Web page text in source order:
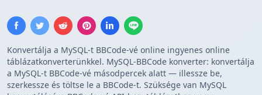
Konvertálja a MySQL-t BBCode-vé online ingyenes online
táblázatkonverterünkkel. MySQL-BBCode konverter: konvertálja
a MySQL-t BBCode-vé másodpercek alatt — illessze be,
szerkessze és töltse le a BBCode-t. Szüksége van MySQL